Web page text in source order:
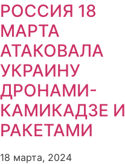
РОССИЯ 18
МАРТА
АТАКОВАЛА
УКРАИНУ
ДРОНАМИ-
КАМИКАДЗЕ И
РАКЕТАМИ
18 марта, 2024